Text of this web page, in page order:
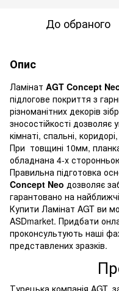
До обраного
Опис
Ламінат AGT Concept
підлогове покриття з
різноманітних декорів
зносостійкості дозволяє
кімнаті, спальні,
При товщині 10мм,
обладнана 4-х
Правильна підготовка
Concept Neo дозволяє
гарантовано на
Купити Ламінат AGT ви
ASDmarket. Придбати
проконсультують наші
представлених зразків.
Турецька компанія AGT,